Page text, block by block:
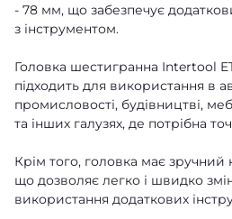
- 78 мм, що забезпечує
з інструментом.
Головка шестигранна Intertool
підходить для використання в
промисловості, будівництві,
та інших галузях, де потрібна
Крім того, головка має зручний
що дозволяє легко і швидко
використання додаткових